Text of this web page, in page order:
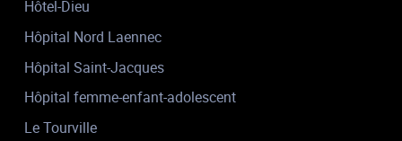
Hôtel-Dieu
Hôpital Nord Laennec
Hôpital Saint-Jacques
Hôpital femme-enfant-adolescent
Le Tourville